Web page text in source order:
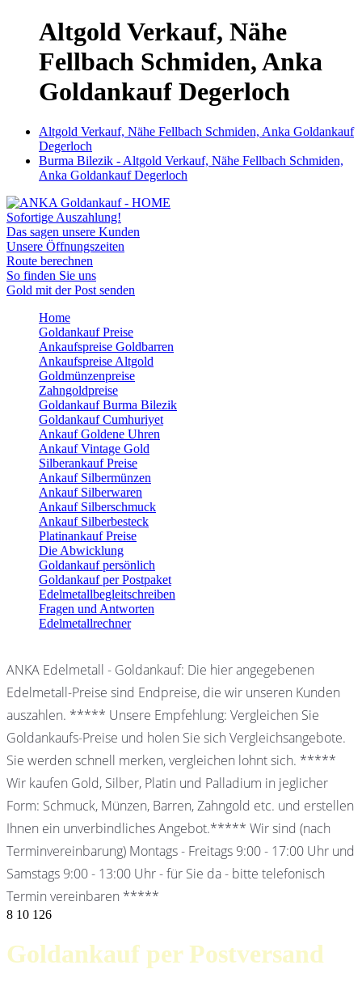
Altgold Verkauf, Nähe
Fellbach Schmiden, Anka
Goldankauf Degerloch
Altgold Verkauf, Nähe Fellbach Schmiden, Anka Goldankauf
Degerloch
Burma Bilezik - Altgold Verkauf, Nähe Fellbach Schmiden,
Anka Goldankauf Degerloch
Sofortige Auszahlung!
Das sagen unsere Kunden
Unsere Öffnungszeiten
Route berechnen
So finden Sie uns
Gold mit der Post senden
Home
Goldankauf Preise
Ankaufspreise Goldbarren
Ankaufspreise Altgold
Goldmünzenpreise
Zahngoldpreise
Goldankauf Burma Bilezik
Goldankauf Cumhuriyet
Ankauf Goldene Uhren
Ankauf Vintage Gold
Silberankauf Preise
Ankauf Silbermünzen
Ankauf Silberwaren
Ankauf Silberschmuck
Ankauf Silberbesteck
Platinankauf Preise
Die Abwicklung
Goldankauf persönlich
Goldankauf per Postpaket
Edelmetallbegleitschreiben
Fragen und Antworten
Edelmetallrechner
ANKA Edelmetall - Goldankauf: Die hier angegebenen
Edelmetall-Preise sind Endpreise, die wir unseren Kunden
auszahlen. ***** Unsere Empfehlung: Vergleichen Sie
Goldankaufs-Preise und holen Sie sich Vergleichsangebote.
Sie werden schnell merken, vergleichen lohnt sich. *****
Wir kaufen Gold, Silber, Platin und Palladium in jeglicher
Form: Schmuck, Münzen, Barren, Zahngold etc. und erstellen
Ihnen ein unverbindliches Angebot.***** Wir sind (nach
Terminvereinbarung) Montags - Freitags 9:00 - 17:00 Uhr und
Samstags 9:00 - 13:00 Uhr - für Sie da - bitte telefonisch
Termin vereinbaren *****
8 10 126
Goldankauf per Postversand